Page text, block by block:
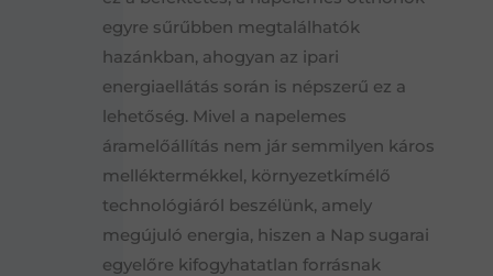
egyre sűrűbben megtalálhatók
hazánkban, ahogyan az ipari
energiaellátás során is népszerű ez a
lehetőség. Mivel a napelemes
áramelőállítás nem jár semmilyen káros
melléktermékkel, környezetkímélő
technológiáról beszélünk, amely
megújuló energia, hiszen a Nap sugarai
egyelőre kifogyhatatlan forrásnak